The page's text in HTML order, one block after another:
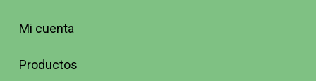
Mi cuenta
Productos